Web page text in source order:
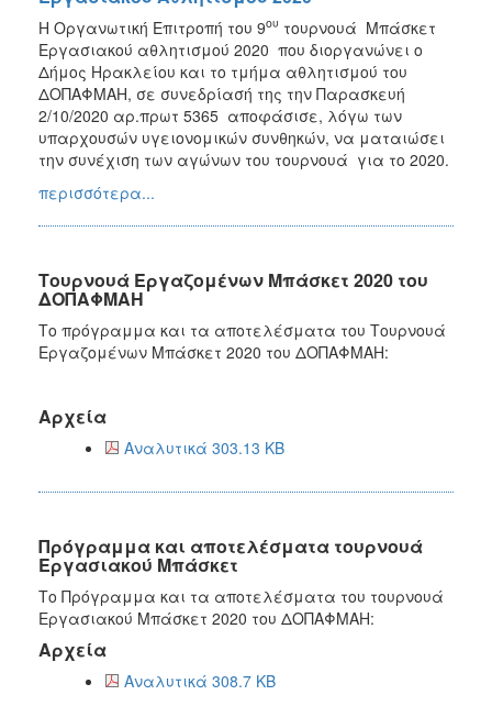
Η Οργανωτική Επιτροπή του 9ου τουρνουά Μπάσκετ
Εργασιακού αθλητισμού 2020 που διοργανώνει ο
Δήμος Ηρακλείου και το τμήμα αθλητισμού του
ΔΟΠΑΦΜΑΗ, σε συνεδρίασή της την Παρασκευή
2/10/2020 αρ.πρωτ 5365 αποφάσισε, λόγω των
υπαρχουσών υγειονομικών συνθηκών, να ματαιώσει
την συνέχιση των αγώνων του τουρνουά για το 2020.
περισσότερα...
Τουρνουά Εργαζομένων Μπάσκετ 2020 του
ΔΟΠΑΦΜΑΗ
Το πρόγραμμα και τα αποτελέσματα του Τουρνουά
Εργαζομένων Μπάσκετ 2020 του ΔΟΠΑΦΜΑΗ:
Αρχεία
Αναλυτικά 303.13 KB
Πρόγραμμα και αποτελέσματα τουρνουά
Εργασιακού Μπάσκετ
Το Πρόγραμμα και τα αποτελέσματα του τουρνουά
Εργασιακού Μπάσκετ 2020 του ΔΟΠΑΦΜΑΗ:
Αρχεία
Αναλυτικά 308.7 KB